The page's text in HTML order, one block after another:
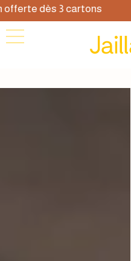
dès 3 cartons